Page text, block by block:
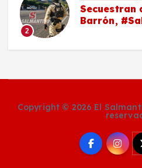
2
Secuestran
Barrón,
Copyright © 2026 El